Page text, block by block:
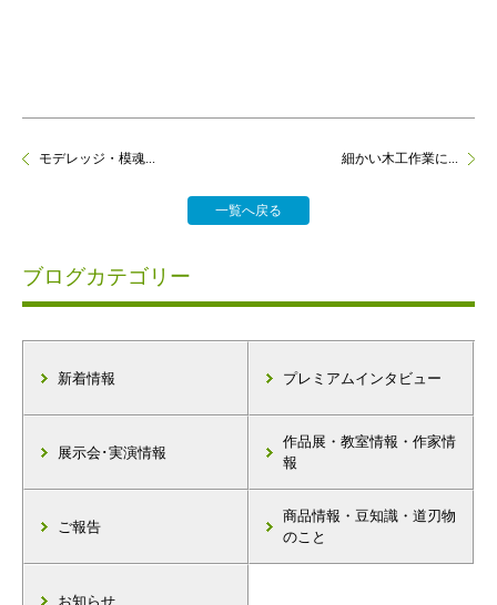
モデレッジ・模魂...
一覧へ戻る
細かい木工作業に...
ブログカテゴリー
新着情報 プレミアムインタビュー
展示会･実演情報
作品展・教室情報・作家情
報
ご報告
商品情報・豆知識・道刃物
のこと
お知らせ